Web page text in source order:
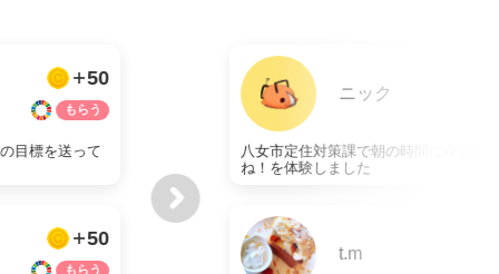
50
目標を送って
50
ニック
八女市定住対策課で朝の時間に今日の
ね！を体験しました
t.m